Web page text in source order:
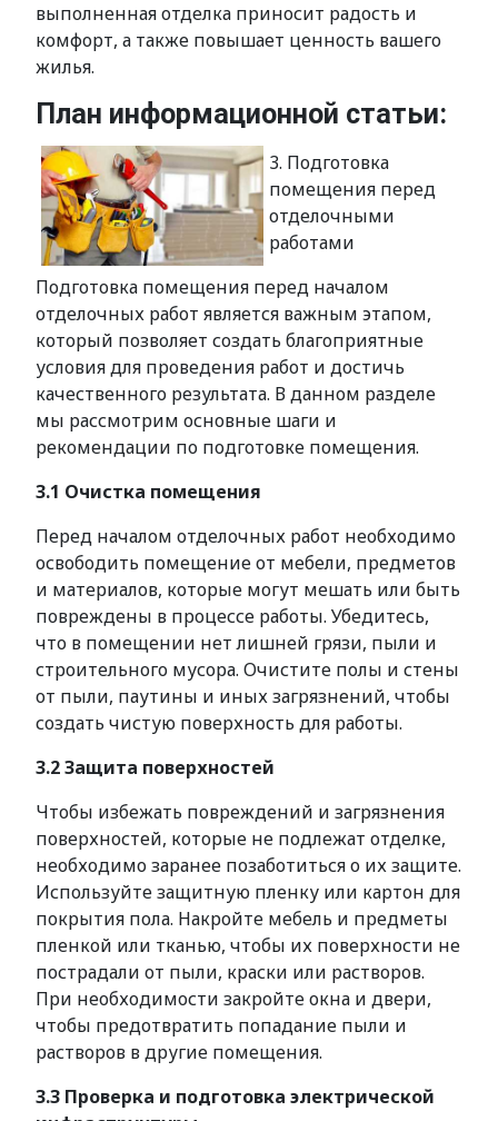
выполненная отделка приносит радость и
комфорт, а также повышает ценность вашего
жилья.
План информационной статьи:
3. Подготовка
помещения перед
отделочными
работами
Подготовка помещения перед началом
отделочных работ является важным этапом,
который позволяет создать благоприятные
условия для проведения работ и достичь
качественного результата. В данном разделе
мы рассмотрим основные шаги и
рекомендации по подготовке помещения.
3.1 Очистка помещения
Перед началом отделочных работ необходимо
освободить помещение от мебели, предметов
и материалов, которые могут мешать или быть
повреждены в процессе работы. Убедитесь,
что в помещении нет лишней грязи, пыли и
строительного мусора. Очистите полы и стены
от пыли, паутины и иных загрязнений, чтобы
создать чистую поверхность для работы.
3.2 Защита поверхностей
Чтобы избежать повреждений и загрязнения
поверхностей, которые не подлежат отделке,
необходимо заранее позаботиться о их защите.
Используйте защитную пленку или картон для
покрытия пола. Накройте мебель и предметы
пленкой или тканью, чтобы их поверхности не
пострадали от пыли, краски или растворов.
При необходимости закройте окна и двери,
чтобы предотвратить попадание пыли и
растворов в другие помещения.
3.3 Проверка и подготовка электрической